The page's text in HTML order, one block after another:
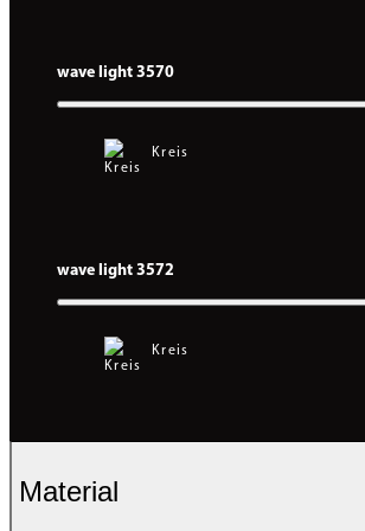
wave light 3570
Kreis
wave light 3572
Kreis
Material